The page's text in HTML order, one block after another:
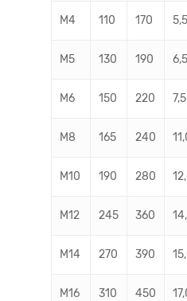
M4 110 170 5,5
M5 130 190 6,5
M6 150 220 7,5
M8 165 240
M10 190 280
M12 245 360
M14 270 390
M16 310 450